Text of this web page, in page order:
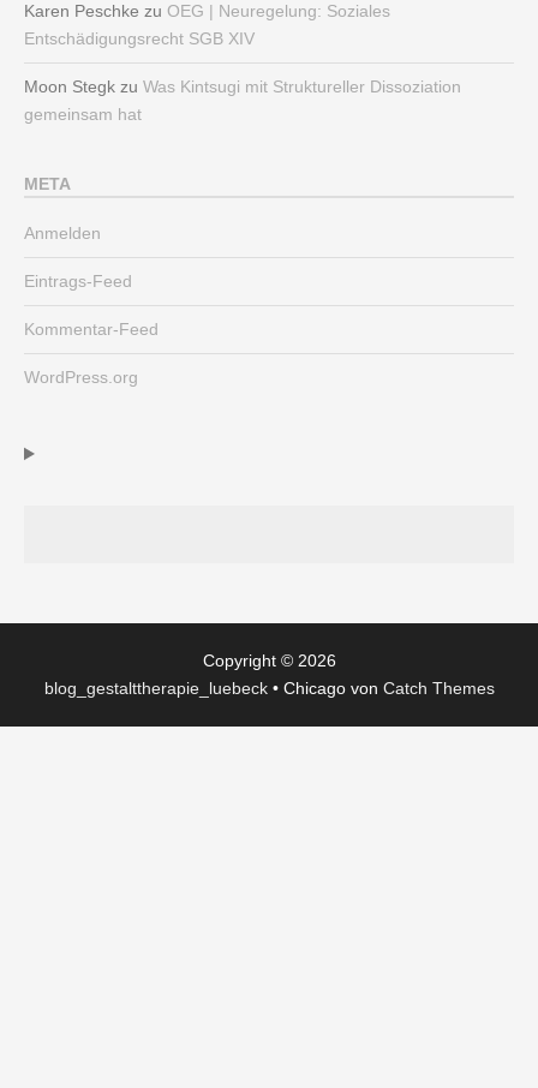
Karen Peschke zu OEG | Neuregelung: Soziales
Entschädigungsrecht SGB XIV
Moon Stegk zu Was Kintsugi mit Struktureller Dissoziation
gemeinsam hat
META
Anmelden
Eintrags-Feed
Kommentar-Feed
WordPress.org
Copyright © 2026
blog_gestalttherapie_luebeck• Chicago von Catch Themes